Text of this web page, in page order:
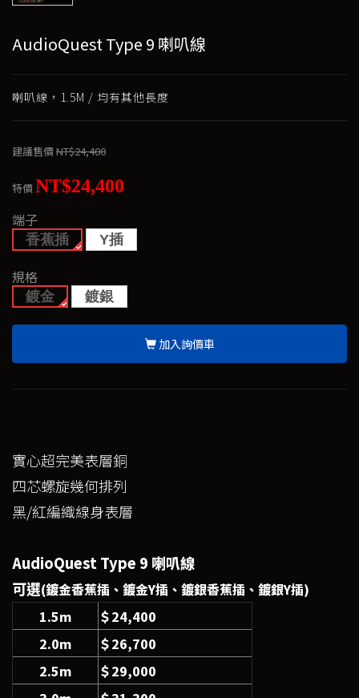
AudioQuest Type 9 喇叭線
喇叭線，1.5M / 均有其他長度
建議售價NT$24,400
特價NT$24,400
端子
香蕉插 Y插
規格
鍍金 鍍銀
加入詢價車
實心超完美表層銅
四芯螺旋幾何排列
黑/紅編織線身表層
AudioQuest Type 9 喇叭線
可選(鍍金香蕉插、鍍金Y插、鍍銀香蕉插、鍍銀Y插)
1.5m
＄24,400
2.0m
＄26,700
2.5m
＄29,000